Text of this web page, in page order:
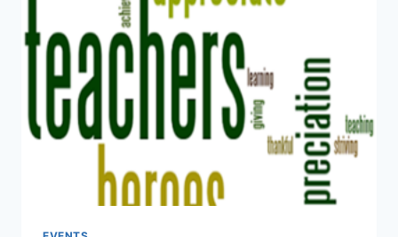
21
JUNE
—
INTERNATIONAL
DAY